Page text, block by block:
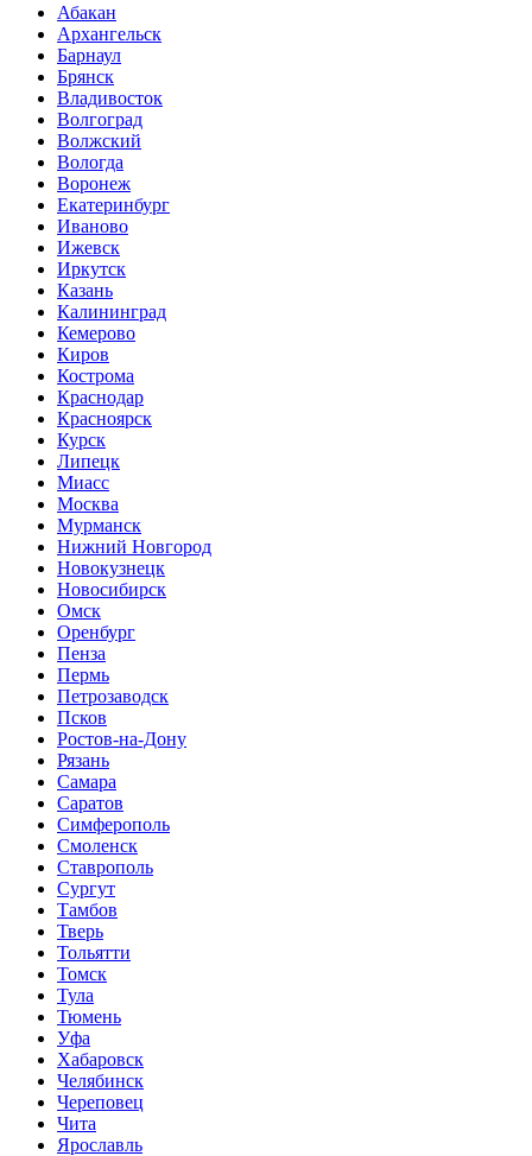
Абакан
Архангельск
Барнаул
Брянск
Владивосток
Волгоград
Волжский
Вологда
Воронеж
Екатеринбург
Иваново
Ижевск
Иркутск
Казань
Калининград
Кемерово
Киров
Кострома
Краснодар
Красноярск
Курск
Липецк
Миасс
Москва
Мурманск
Нижний Новгород
Новокузнецк
Новосибирск
Омск
Оренбург
Пенза
Пермь
Петрозаводск
Псков
Ростов-на-Дону
Рязань
Самара
Саратов
Симферополь
Смоленск
Ставрополь
Сургут
Тамбов
Тверь
Тольятти
Томск
Тула
Тюмень
Уфа
Хабаровск
Челябинск
Череповец
Чита
Ярославль